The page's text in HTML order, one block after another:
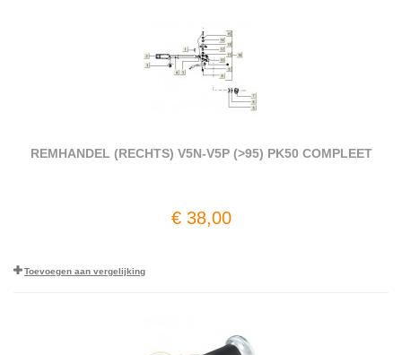
REMHANDEL (RECHTS) V5N-V5P (>95) PK50 COMPLEET
€ 38,00
Toevoegen aan vergelijking